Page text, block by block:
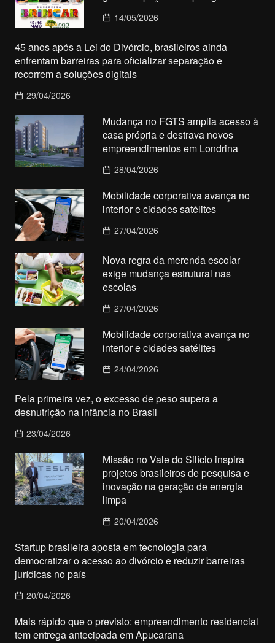
14/05/2026
45 anos após a Lei do Divórcio, brasileiros ainda
enfrentam barreiras para oficializar separação e
recorrem a soluções digitais
29/04/2026
Mudança no FGTS amplia acesso à
casa própria e destrava novos
empreendimentos em Londrina
28/04/2026
Mobilidade corporativa avança no
interior e cidades satélites
27/04/2026
Nova regra da merenda escolar
exige mudança estrutural nas
escolas
27/04/2026
Mobilidade corporativa avança no
interior e cidades satélites
24/04/2026
Pela primeira vez, o excesso de peso supera a
desnutrição na infância no Brasil
23/04/2026
Missão no Vale do Silício inspira
projetos brasileiros de pesquisa e
inovação na geração de energia
limpa
20/04/2026
Startup brasileira aposta em tecnologia para
democratizar o acesso ao divórcio e reduzir barreiras
jurídicas no país
20/04/2026
Mais rápido que o previsto: empreendimento residencial
tem entrega antecipada em Apucarana